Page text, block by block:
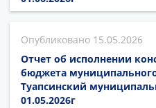
15.05.2026
Отчет об исполнении
бюджета
Туапсинский
01.05.2026г